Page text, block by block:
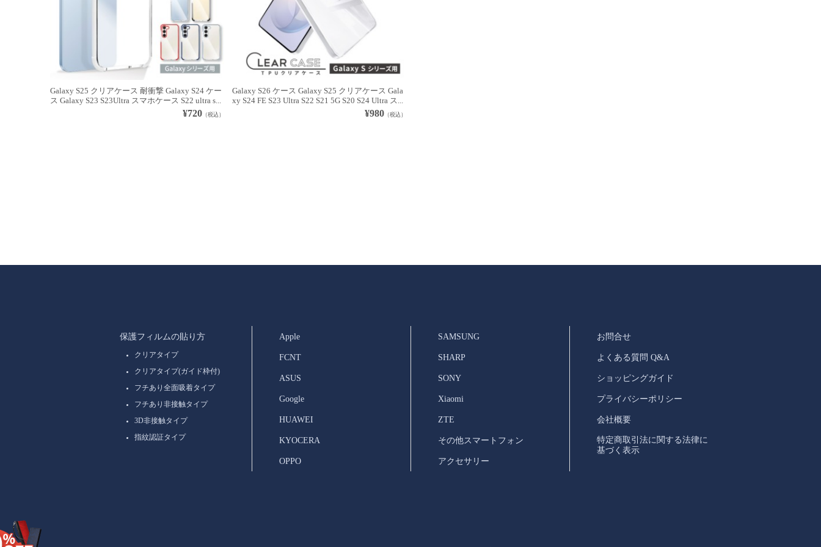
Galaxy S25 クリアケース 耐衝撃 Galaxy S24 ケー
ス Galaxy S23 S23Ultra スマホケース S22 ultra s...
¥720（税込）
Galaxy S26 ケース Galaxy S25 クリアケース Gala
xy S24 FE S23 Ultra S22 S21 5G S20 S24 Ultra ス...
¥980 （税込）
保護フィルムの貼り方
クリアタイプ
クリアタイプ(ガイド枠付)
フチあり全面吸着タイプ
フチあり非接触タイプ
3D非接触タイプ
指紋認証タイプ
Apple
FCNT
ASUS
Google
HUAWEI
KYOCERA
OPPO
SAMSUNG
SHARP
SONY
Xiaomi
ZTE
その他スマートフォン
アクセサリー
お問合せ
よくある質問 Q&A
ショッピングガイド
プライバシーポリシー
会社概要
特定商取引法に関する法律に
基づく表示